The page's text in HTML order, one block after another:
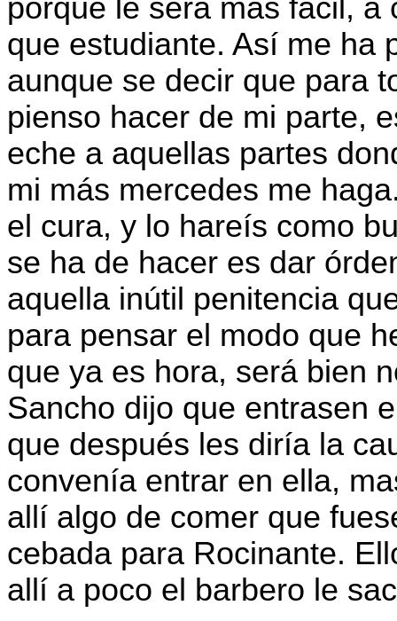
porque le será más fácil,
que estudiante. Así me ha
aunque se decir que para
pienso hacer de mi parte,
eche a aquellas partes
mi más mercedes me
el cura, y lo hareís como
se ha de hacer es dar
aquella inútil penitencia
para pensar el modo que
que ya es hora, será bien
Sancho dijo que entrasen
que después les diría la
convenía entrar en ella,
allí algo de comer que
cebada para Rocinante.
allí a poco el barbero le